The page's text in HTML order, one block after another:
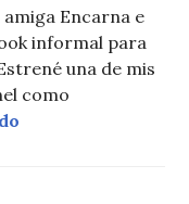
Encarna e
informal para
una de mis
como